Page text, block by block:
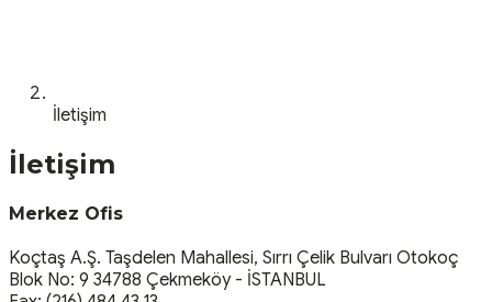
İletişim
İletişim
Merkez Ofis
Koçtaş A.Ş. Taşdelen Mahallesi, Sırrı Çelik Bulvarı Otokoç
Blok No: 9 34788 Çekmeköy - İSTANBUL